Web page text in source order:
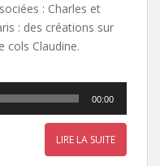
: Charles et
: des créations sur
cols Claudine.
00:00
LIRE LA SUITE